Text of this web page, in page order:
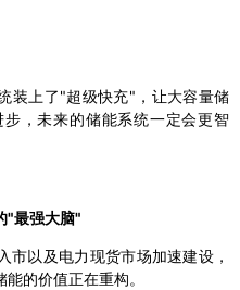
装上了"超级快充"，让大容量储
，未来的储能系统一定会更智
"最强大脑"
市以及电力现货市场加速建设，
的价值正在重构。